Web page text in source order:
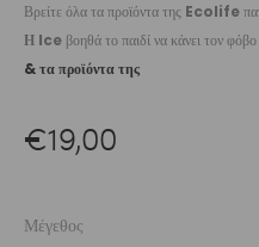
Βρείτε όλα τα προϊόντα της Ecolife
Η Ice βοηθά το παιδί να κάνει τον
& τα προϊόντα της
€19,00
Μέγεθος